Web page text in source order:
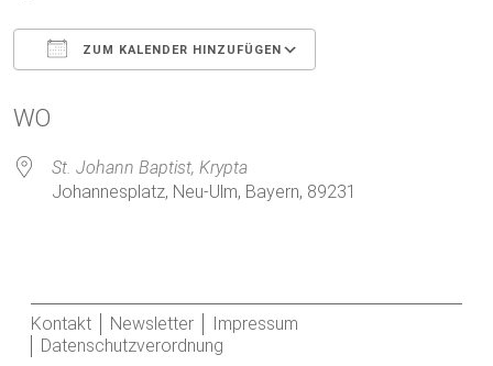
ZUM KALENDER HINZUFÜGEN
WO
St. Johann Baptist, Krypta
Johannesplatz, Neu-Ulm, Bayern, 89231
Kontakt Newsletter
Impressum
Datenschutzverordnung